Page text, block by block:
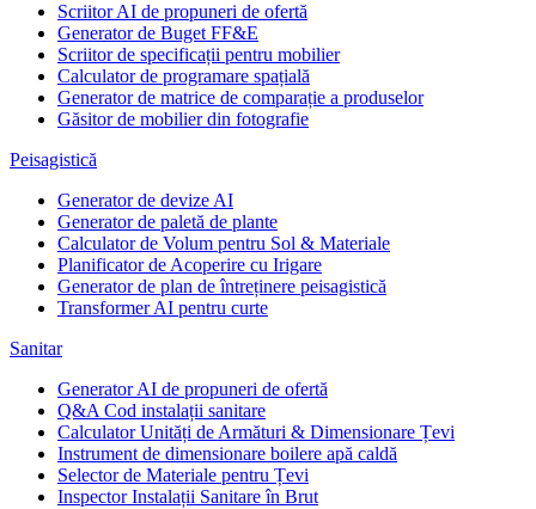
Scriitor AI de propuneri de ofertă
Generator de Buget FF&E
Scriitor de specificații pentru mobilier
Calculator de programare spațială
Generator de matrice de comparație a produselor
Găsitor de mobilier din fotografie
Peisagistică
Generator de devize AI
Generator de paletă de plante
Calculator de Volum pentru Sol & Materiale
Planificator de Acoperire cu Irigare
Generator de plan de întreținere peisagistică
Transformer AI pentru curte
Sanitar
Generator AI de propuneri de ofertă
Q&A Cod instalații sanitare
Calculator Unități de Armături & Dimensionare Țevi
Instrument de dimensionare boilere apă caldă
Selector de Materiale pentru Țevi
Inspector Instalații Sanitare în Brut